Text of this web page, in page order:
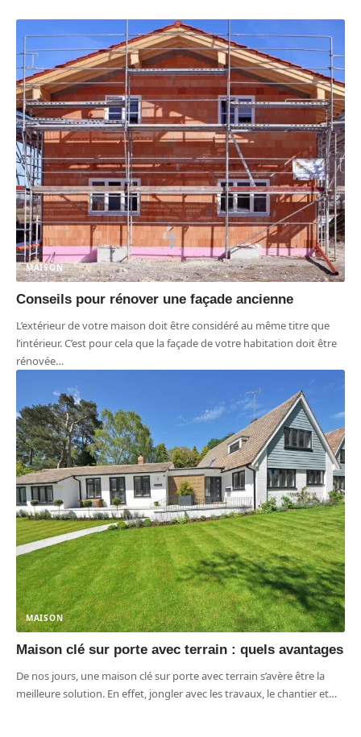
MAISON
Conseils pour rénover une façade ancienne
L’extérieur de votre maison doit être considéré au même titre que
l’intérieur. C’est pour cela que la façade de votre habitation doit être
rénovée…
MAISON
Maison clé sur porte avec terrain : quels avantages
De nos jours, une maison clé sur porte avec terrain s’avère être la
meilleure solution. En effet, jongler avec les travaux, le chantier et…